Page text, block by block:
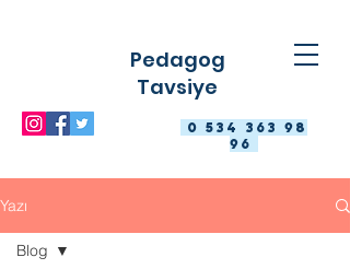
0 534 363 98
96
Pedagog
Tavsiye
Yazı
Blog